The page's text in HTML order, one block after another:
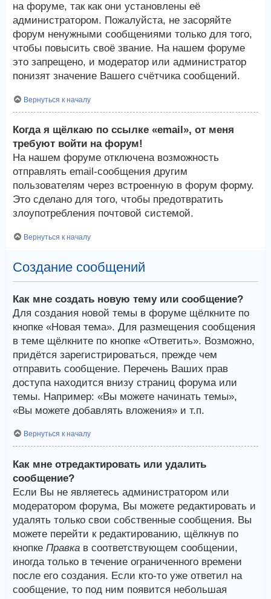
на форуме, так как они установлены её
администратором. Пожалуйста, не засоряйте
форум ненужными сообщениями только для того,
чтобы повысить своё звание. На нашем форуме
это запрещено, и модератор или администратор
понизят значение Вашего счётчика сообщений.
Вернуться к началу
Когда я щёлкаю по ссылке «email», от меня
требуют войти на форум!
На нашем форуме отключена возможность
отправлять email-сообщения другим
пользователям через встроенную в форум форму.
Это сделано для того, чтобы предотвратить
злоупотребления почтовой системой.
Вернуться к началу
Создание сообщений
Как мне создать новую тему или сообщение?
Для создания новой темы в форуме щёлкните по
кнопке «Новая тема». Для размещения сообщения
в теме щёлкните по кнопке «Ответить». Возможно,
придётся зарегистрироваться, прежде чем
отправить сообщение. Перечень Ваших прав
доступа находится внизу страниц форума или
темы. Например: «Вы можете начинать темы»,
«Вы можете добавлять вложения» и т.п.
Вернуться к началу
Как мне отредактировать или удалить
сообщение?
Если Вы не являетесь администратором или
модератором форума, Вы можете редактировать и
удалять только свои собственные сообщения. Вы
можете перейти к редактированию, щёлкнув по
кнопке Правка в соответствующем сообщении,
иногда только в течение ограниченного времени
после его создания. Если кто-то уже ответил на
сообщение, то под ним появится небольшая